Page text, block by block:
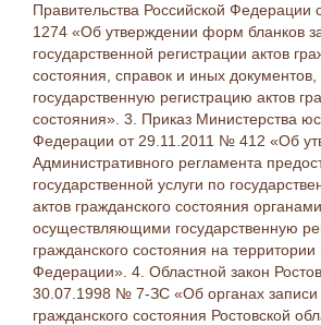
Правительства Российской
1274 «Об утверждении форм бланков
государственной регистрации актов
состояния, справок и иных
государственную регистрацию актов
состояния». 3. Приказ Министерства
Федерации от 29.11.2011 № 412 «Об
Административного регламента
государственной услуги по
актов гражданского состояния органами,
осуществляющими государственную
гражданского состояния на территории
Федерации». 4. Областной закон
30.07.1998 № 7-ЗС «Об органах записи
гражданского состояния Ростовской